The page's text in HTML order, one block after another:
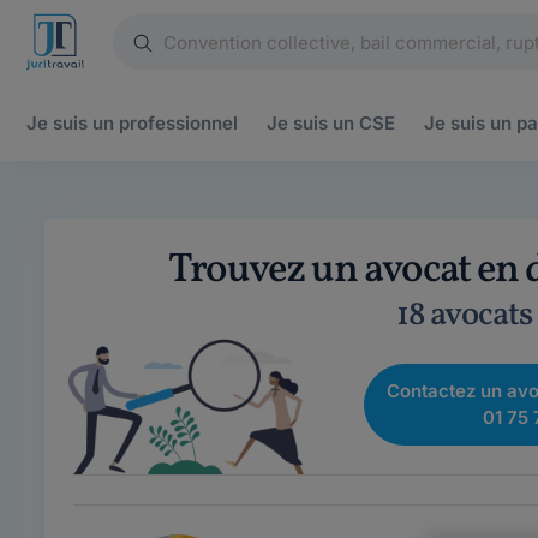
Je suis un professionnel Je suis un CSE Je suis un
Trouvez un avocat
18
Contactez un
01 75